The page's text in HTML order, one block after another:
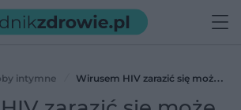
intymne
Wirusem HIV zarazić się może
zachowaniach rozmawiamy z prof.